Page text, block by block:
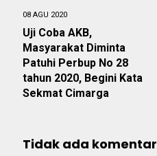
08 AGU 2020
Uji Coba AKB,
Masyarakat Diminta
Patuhi Perbup No 28
tahun 2020, Begini Kata
Sekmat Cimarga
Tidak ada komentar